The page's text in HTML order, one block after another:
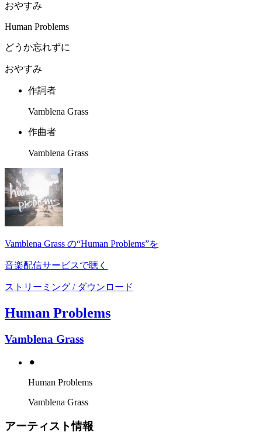
おやすみ
Human Problems
どうか忘れずに
おやすみ
作詞者
Vamblena Grass
作曲者
Vamblena Grass
Vamblena Grass の“Human Problems”を
音楽配信サービスで聴く
ストリーミング / ダウンロード
Human Problems
Vamblena Grass
⚫︎
Human Problems
Vamblena Grass
アーティスト情報